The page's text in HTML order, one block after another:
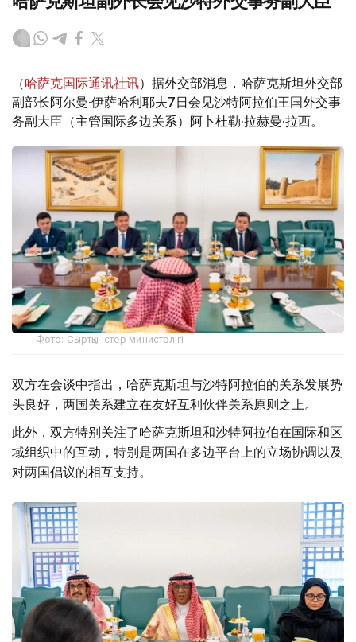
（哈萨克国际通讯社讯）据外交部消息，哈萨克斯坦外交部
副部长阿尔曼·伊萨哈利耶夫7日会见沙特阿拉伯王国外交事
务副大臣（主管国际多边关系）阿卜杜勒·拉赫曼·拉西。
Фото: Сыртқы істер министрлігі
双方在会谈中指出，哈萨克斯坦与沙特阿拉伯的关系发展势
头良好，两国关系建立在友好互利伙伴关系原则之上。
此外，双方特别关注了哈萨克斯坦和沙特阿拉伯在国际和区
域组织中的互动，特别是两国在多边平台上的立场协调以及
对两国倡议的相互支持。